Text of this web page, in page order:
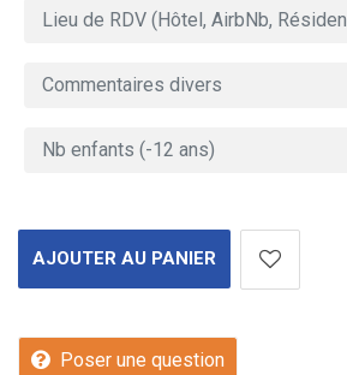
AJOUTER AU PANIER
Poser une question